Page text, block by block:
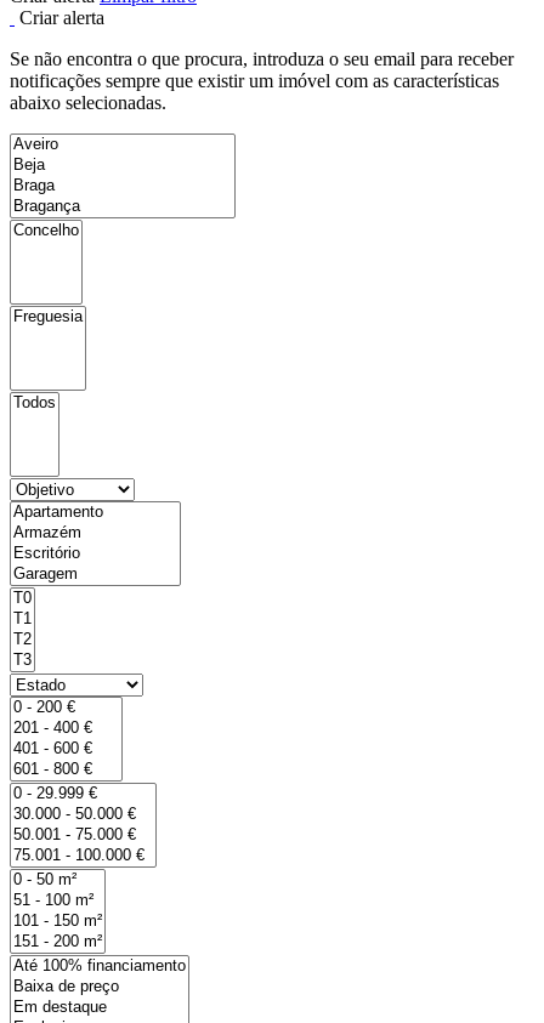
Criar alerta
Se não encontra o que procura, introduza o seu email para receber
notificações sempre que existir um imóvel com as características
abaixo selecionadas.